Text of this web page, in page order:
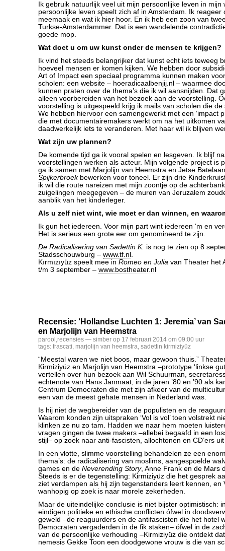
Ik gebruik natuurlijk veel uit mijn persoonlijke leven in mijn
persoonlijke leven speelt zich af in Amsterdam. Ik reageer
meemaak en wat ik hier hoor. En ik heb een zoon van
Turkse-Amsterdammer. Dat is een wandelende
goede mop.
Wat doet u om uw kunst onder de mensen te krijgen?
Ik vind het steeds belangrijker dat kunst echt iets teweeg
hoeveel mensen er komen kijken. We hebben door
Art of Impact een speciaal programma kunnen maken
scholen: een website – hoeradicaalbenjij.nl – waarmee
kunnen praten over de thema’s die ik wil aansnijden. Dat
alleen voorbereiden van het bezoek aan de voorstelling.
voorstelling is uitgespeeld krijg ik mails van scholen die
We hebben hiervoor een samengewerkt met een ‘impact
die met documentairemakers werkt om na het uitkomen
daadwerkelijk iets te veranderen. Met haar wil ik blijven
Wat zijn uw plannen?
De komende tijd ga ik vooral spelen en lesgeven. Ik blijf
voorstellingen werken als acteur. Mijn volgende project is
ga ik samen met Marjolijn van Heemstra en Jetse
Spijkerbroekbewerken voor toneel. Er zijn drie
ik wil die route nareizen met mijn zoontje op de
zuigelingen meegegeven – de muren van Jeruzalem
aanblik van het kinderleger.
Als u zelf niet wint, wie moet er dan winnen, en
Ik gun het iedereen. Voor mijn part wint iedereen ‘m en
Het is serieus een grote eer om genomineerd te zijn.
De Radicalisering van Sadettin K. is nog te zien op 8
Stadsschouwburg – www.tf.nl .
Kırmızıyüz speelt mee in Romeo en Julia van Theater het
t/m 3 september – www.bostheater.nl
Recensie: ‘Hollandse Luchten 1: Jeremia’ van
en Marjolijn van Heemstra
parool ,recensies — simber op 17 februari 2014 om 09:00 uur
tags: frascati, marjolijn van heemstra, sadettin kirmiziyüz
“Meestal waren we niet boos, maar gewoon thuis.”
Kirmiziyüz en Marjolijn van Heemstra –prototype ‘linkse
vertellen over hun bezoek aan Wil Schuurman,
echtenote van Hans Janmaat, in de jaren ’80 en ’90 als
Centrum Democraten die met zijn afkeer van de
een van de meest gehate mensen in Nederland was.
Is hij niet de wegbereider van de populisten en de
Waarom konden zijn uitspraken ‘Vol is vol’ toen volstrekt
klinken ze nu zo tam. Hadden we naar hem moeten
vragen gingen de twee makers –allebei begaafd in een
stijl– op zoek naar anti-fascisten, allochtonen en CD’ers
In een vlotte, slimme voorstelling behandelen ze een
thema’s: de radicalisering van moslims, aangespoelde
games en de Neverending Story, Anne Frank en de Mars
Steeds is er de tegenstelling: Kirmiziyüz die het gesprek
ziet verdampen als hij zijn tegenstanders leert kennen, en
wanhopig op zoek is naar morele zekerheden.
Maar de uiteindelijke conclusie is niet bijster optimistisch:
eindigen politieke en ethische conflicten ófwel in
geweld –de reaguurders en de antifascisten die het hotel
Democraten vergaderden in de fik staken– ófwel in de
van de persoonlijke verhouding –Kirmiziyüz die ontdekt
nemesis Gekke Toon een doodgewone vrouw is die van